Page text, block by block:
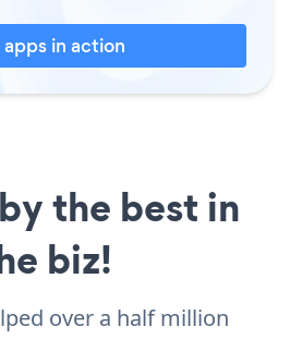
apps in action
the best in
biz!
over a half million